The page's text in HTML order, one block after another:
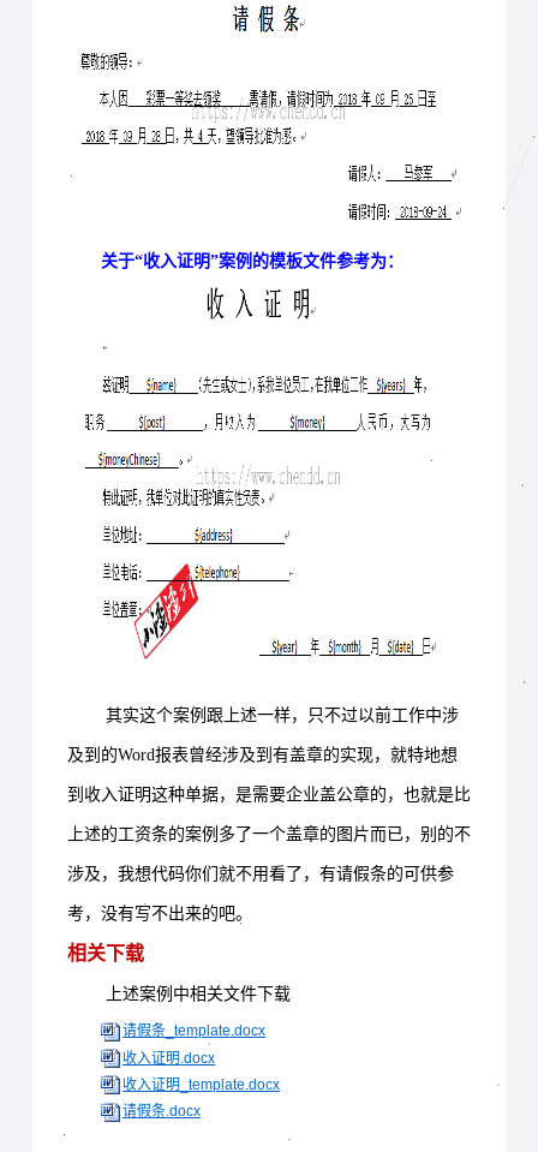
关于“收入证明”案例的模板文件参考为：
其实这个案例跟上述一样，只不过以前工作中涉
及到的Word报表曾经涉及到有盖章的实现，就特地想
到收入证明这种单据，是需要企业盖公章的，也就是比
上述的工资条的案例多了一个盖章的图片而已，别的不
涉及，我想代码你们就不用看了，有请假条的可供参
考，没有写不出来的吧。
相关下载
上述案例中相关文件下载
请假条_template.docx
收入证明.docx
收入证明_template.docx
请假条.docx